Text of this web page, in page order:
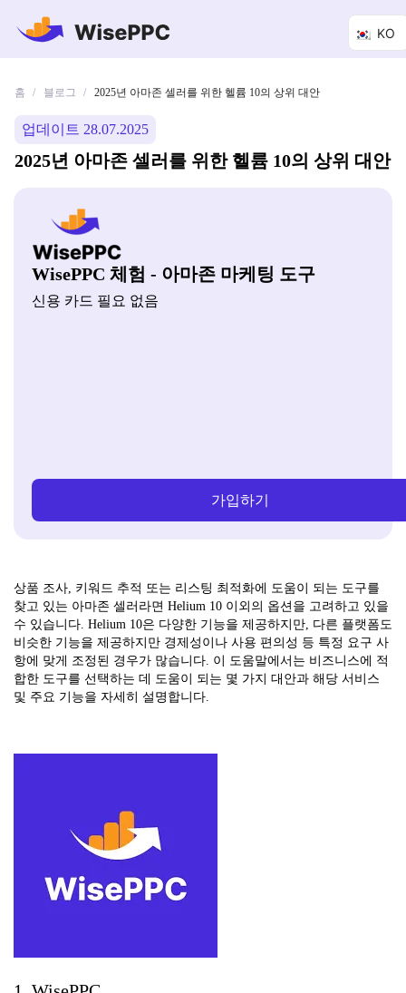
KO
홈 / 블로그 / 2025년 아마존 셀러를 위한 헬륨 10의 상위 대안
업데이트 28.07.2025
2025년 아마존 셀러를 위한 헬륨 10의 상위 대안
WisePPC 체험 - 아마존 마케팅 도구
신용 카드 필요 없음
가입하기
상품 조사, 키워드 추적 또는 리스팅 최적화에 도움이 되는 도구를
찾고 있는 아마존 셀러라면 Helium 10 이외의 옵션을 고려하고 있을
수 있습니다. Helium 10은 다양한 기능을 제공하지만, 다른 플랫폼도
비슷한 기능을 제공하지만 경제성이나 사용 편의성 등 특정 요구 사
항에 맞게 조정된 경우가 많습니다. 이 도움말에서는 비즈니스에 적
합한 도구를 선택하는 데 도움이 되는 몇 가지 대안과 해당 서비스
및 주요 기능을 자세히 설명합니다.